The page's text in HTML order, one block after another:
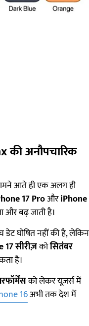
की अनौपचारिक
आते ही एक अलग ही
17 ProऔरiPhone
और बढ़ जाती है।
घोषित नहीं की है, लेकिन
17 सीरीज़कोसितंबर
है।
को लेकर यूज़र्स में
16अभी तक देश में